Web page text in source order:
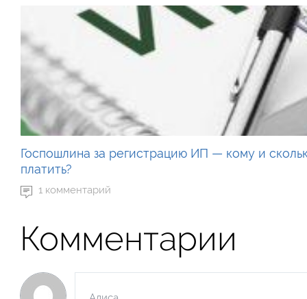
Госпошлина за регистрацию ИП — кому и
платить?
1 комментарий
Комментарии